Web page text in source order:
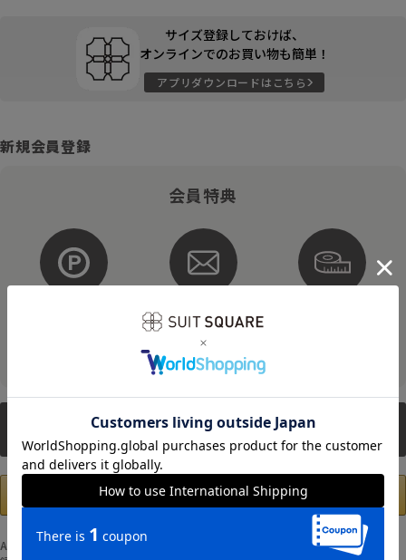
サイズ登録しておけば、
オンラインでのお買い物も簡単！
アプリダウンロードはこちら
新規会員登録
会員特典
メルマガ配信
そのほかにもさまざまなキャンペーンを予定しています。
新規会員登録
Amazonアカウントの登録情報を使用して、お支払いおよび新規WEB会員登